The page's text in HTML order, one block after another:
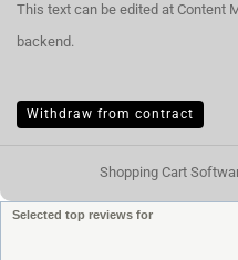
This text can be edited at Content
backend.
Withdraw from contract
Shopping Cart
Selected top reviews for